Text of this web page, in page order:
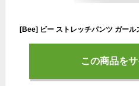
この商品を